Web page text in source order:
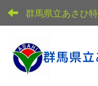
群馬県立あさひ